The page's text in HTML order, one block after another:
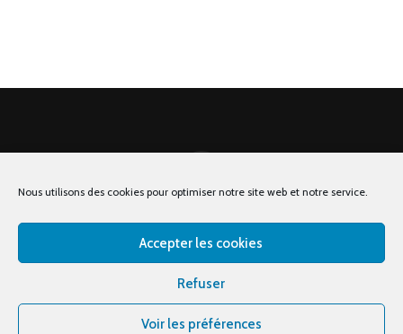
Nous utilisons des cookies pour optimiser notre site web et notre service.
Accepter les cookies
Refuser
Voir les préférences
MAISON CASTET LOGES 144-148, MARCHÉ VICTOR HUGO, place